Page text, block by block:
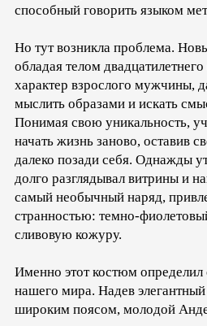
способный говорить языком
Но тут возникла проблема.
обладая телом
характер взрослого мужчины,
мыслить образами и искать
Понимая свою уникальность,
начать жизнь заново, оставив
далеко позади себя. Однажды
долго разглядывал витрины и
самый необычный наряд,
странностью: темно-
сливовую кожуру.
Именно этот костюм определил
нашего мира. Надев
широким поясом, молодой